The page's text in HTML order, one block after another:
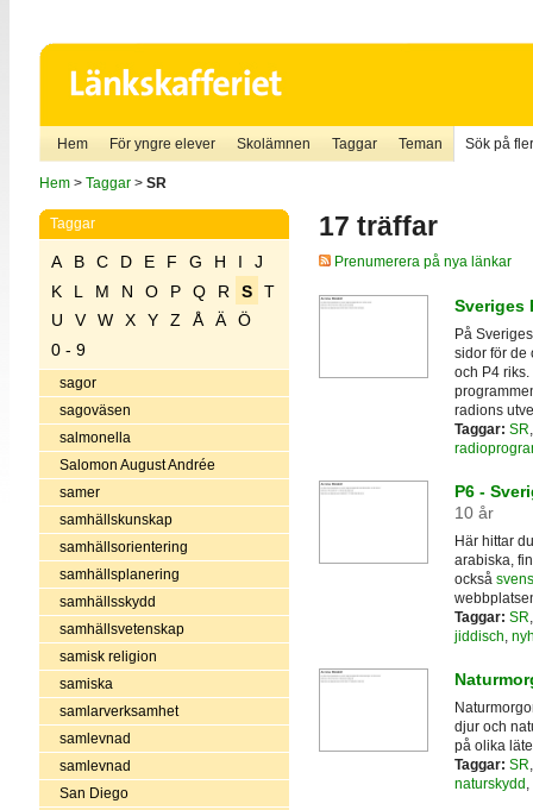
Hem För yngre elever Skolämnen Taggar Teman Sök på
Hem> Taggar> SR
Taggar
A B C D E F G H I
J
K
L M N O P Q R S
T
U
V W X Y Z Å Ä
Ö
0 - 9
sagor
sagoväsen
salmonella
Salomon August Andrée
samer
samhällskunskap
samhällsorientering
samhällsplanering
samhällsskydd
samhällsvetenskap
samisk religion
samiska
samlarverksamhet
samlevnad
samlevnad
San Diego
17 träffar
Prenumerera på nya länkar
Sveriges
På
sidor för de
och P4
radions
Taggar: SR
P6 -
10 år
Här hittar
arabiska,
också
Taggar: SR
jiddisch,
djur och
på olika
Taggar: SR
naturskydd ,